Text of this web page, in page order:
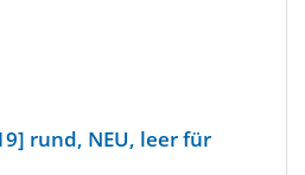
rund, NEU, leer für